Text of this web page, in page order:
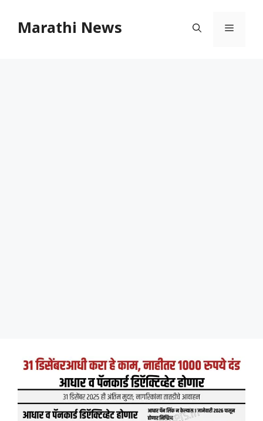
Marathi News Menu